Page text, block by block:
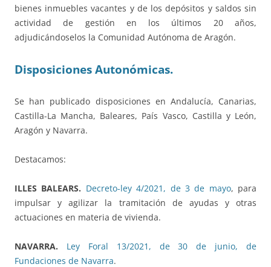
bienes inmuebles vacantes y de los depósitos y saldos sin
actividad de gestión en los últimos 20 años,
adjudicándoselos la Comunidad Autónoma de Aragón.
Disposiciones Autonómicas.
Se han publicado disposiciones en Andalucía, Canarias,
Castilla-La Mancha, Baleares, País Vasco, Castilla y León,
Aragón y Navarra.
Destacamos:
ILLES BALEARS. Decreto-ley 4/2021, de 3 de mayo, para
impulsar y agilizar la tramitación de ayudas y otras
actuaciones en materia de vivienda.
NAVARRA.
Ley Foral 13/2021, de 30 de junio, de
Fundaciones de Navarra.